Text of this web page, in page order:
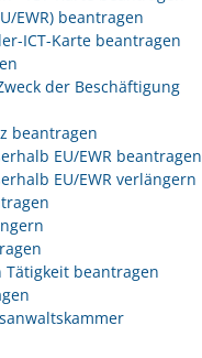
EWR) beantragen
ICT-Karte beantragen
der Beschäftigung
beantragen
EU/EWR beantragen
EU/EWR verlängern
beantragen